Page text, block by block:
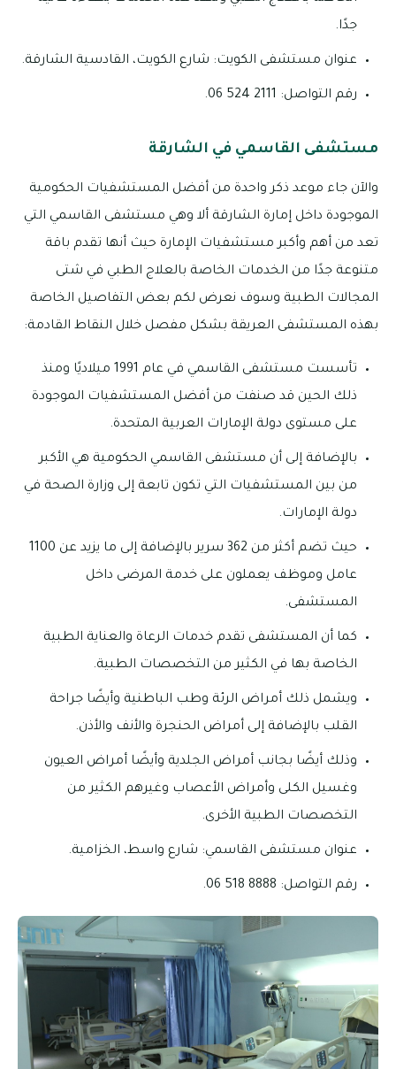
جدًا.
عنوان مستشفى الكويت: شارع الكويت، القادسية الشارقة.
رقم التواصل: 2111 524 06.
مستشفى القاسمي في الشارقة
والآن جاء موعد ذكر واحدة من أفضل المستشفيات الحكومية
الموجودة داخل إمارة الشارقة ألا وهي مستشفى القاسمي التي
تعد من أهم وأكبر مستشفيات الإمارة حيث أنها تقدم باقة
متنوعة جدًا من الخدمات الخاصة بالعلاج الطبي في شتى
المجالات الطبية وسوف نعرض لكم بعض التفاصيل الخاصة
بهذه المستشفى العريقة بشكل مفصل خلال النقاط القادمة:
تأسست مستشفى القاسمي في عام 1991 ميلاديًا ومنذ
ذلك الحين قد صنفت من أفضل المستشفيات الموجودة
على مستوى دولة الإمارات العربية المتحدة.
بالإضافة إلى أن مستشفى القاسمي الحكومية هي الأكبر
من بين المستشفيات التي تكون تابعة إلى وزارة الصحة في
دولة الإمارات.
حيث تضم أكثر من 362 سرير بالإضافة إلى ما يزيد عن 1100
عامل وموظف يعملون على خدمة المرضى داخل
المستشفى.
كما أن المستشفى تقدم خدمات الرعاة والعناية الطبية
الخاصة بها في الكثير من التخصصات الطبية.
ويشمل ذلك أمراض الرئة وطب الباطنية وأيضًا جراحة
القلب بالإضافة إلى أمراض الحنجرة والأنف والأذن.
وذلك أيضًا بجانب أمراض الجلدية وأيضًا أمراض العيون
وغسيل الكلى وأمراض الأعصاب وغيرهم الكثير من
التخصصات الطبية الأخرى.
عنوان مستشفى القاسمي: شارع واسط، الخزامية.
رقم التواصل: 8888 518 06.